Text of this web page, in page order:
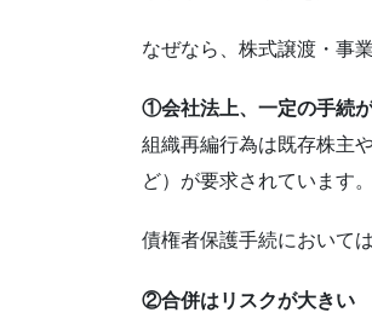
なぜなら、株式譲渡・事
①会社法上、一定の手続
組織再編行為は既存株主
ど）が要求されています。
債権者保護手続において
②合併はリスクが大きい